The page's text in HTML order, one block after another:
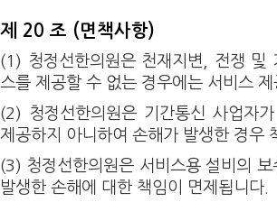
제 20 조 (면책사항)
(1) 청정선한의원은 천재지변, 전쟁 및
스를 제공할 수 없는 경우에는 서비스
(2) 청정선한의원은 기간통신 사업자
제공하지 아니하여 손해가 발생한 경우
(3) 청정선한의원은 서비스용 설비의
발생한 손해에 대한 책임이 면제됩니다.